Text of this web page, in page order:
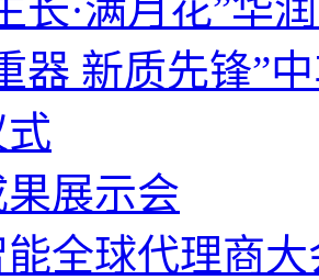
器 新质先锋”
展示会
能全球代理商大